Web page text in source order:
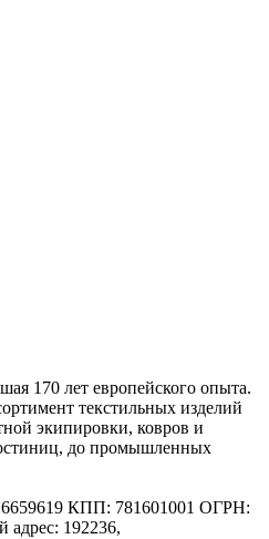
170 лет европейского опыта.
текстильных изделий
экипировки, ковров и
до промышленных
КПП: 781601001 ОГРН:
адрес: 192236,